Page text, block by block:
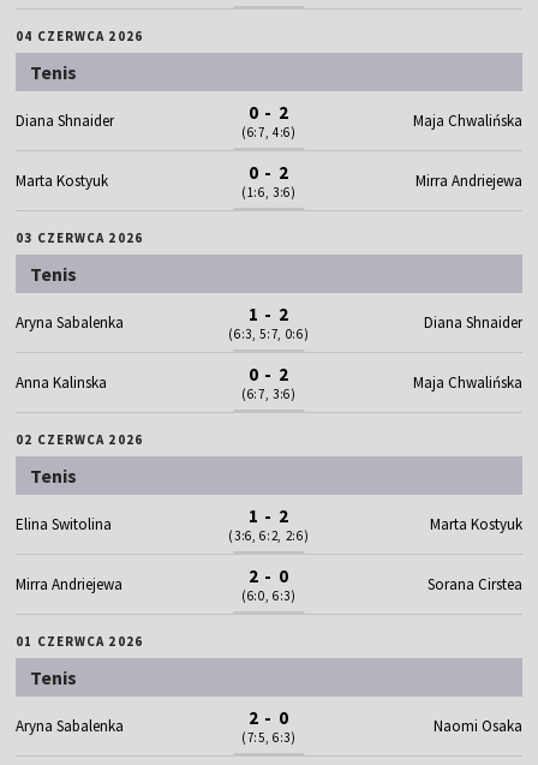
04 CZERWCA 2026
Tenis
Diana Shnaider 0 - 2
(6:7, 4:6)
Maja Chwalińska
Marta Kostyuk 0 - 2
(1:6, 3:6)
Mirra Andriejewa
03 CZERWCA 2026
Tenis
Aryna Sabalenka 1 - 2
(6:3, 5:7, 0:6)
Diana Shnaider
Anna Kalinska 0 - 2
(6:7, 3:6)
Maja Chwalińska
02 CZERWCA 2026
Tenis
Elina Switolina 1 - 2
(3:6, 6:2, 2:6)
Marta Kostyuk
Mirra Andriejewa 2 - 0
(6:0, 6:3)
Sorana Cirstea
01 CZERWCA 2026
Tenis
Aryna Sabalenka 2 - 0
(7:5, 6:3)
Naomi Osaka